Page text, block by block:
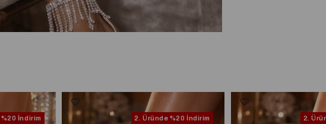
%20 İndirim 2. Üründe %20 İndirim 2.